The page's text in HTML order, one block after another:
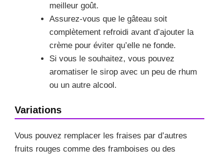
meilleur goût.
Assurez-vous que le gâteau soit
complètement refroidi avant d’ajouter la
crème pour éviter qu’elle ne fonde.
Si vous le souhaitez, vous pouvez
aromatiser le sirop avec un peu de rhum
ou un autre alcool.
Variations
Vous pouvez remplacer les fraises par d’autres
fruits rouges comme des framboises ou des